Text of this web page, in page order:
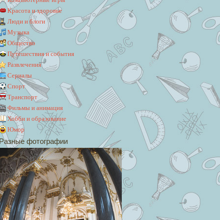
Красота и здоровье
Люди и блоги
Музыка
Общество
Путешествия и события
Развлечения
Сериалы
Спорт
Транспорт
Фильмы и анимация
Хобби и образование
Юмор
фотографии